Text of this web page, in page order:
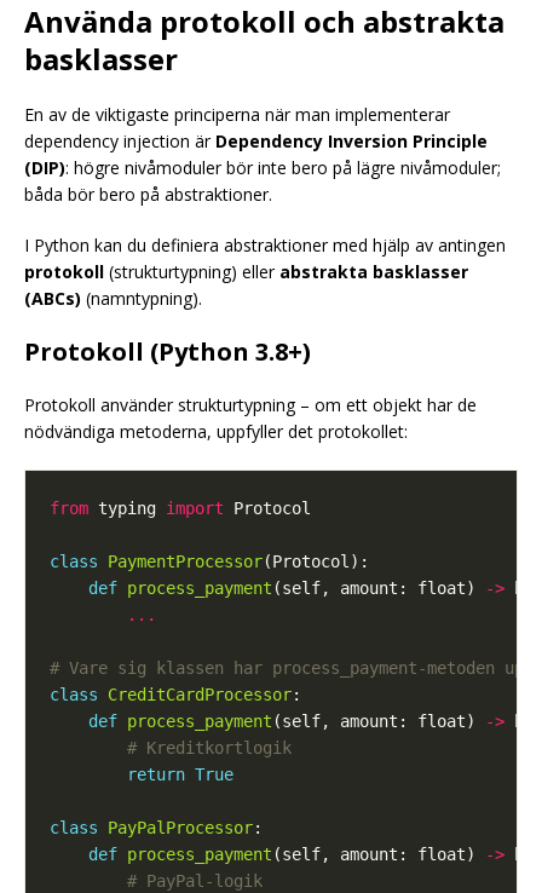
Använda protokoll och abstrakta
basklasser
En av de viktigaste principerna när man implementerar
dependency injection är Dependency Inversion Principle
(DIP): högre nivåmoduler bör inte bero på lägre nivåmoduler;
båda bör bero på abstraktioner.
I Python kan du definiera abstraktioner med hjälp av antingen
protokoll (strukturtypning) eller abstrakta basklasser
(ABCs) (namntypning).
Protokoll (Python 3.8+)
Protokoll använder strukturtypning – om ett objekt har de
nödvändiga metoderna, uppfyller det protokollet:
from typing import
class PaymentProcessor
def process_payment (self, amount: float)
->
...
# Vare sig klassen har process_payment-metoden
class
CreditCardProcessor
def process_payment (self, amount: float)
->
# Kreditkortlogik
return True
class PayPalProcessor
def process_payment (self, amount: float)
->
# PayPal-logik